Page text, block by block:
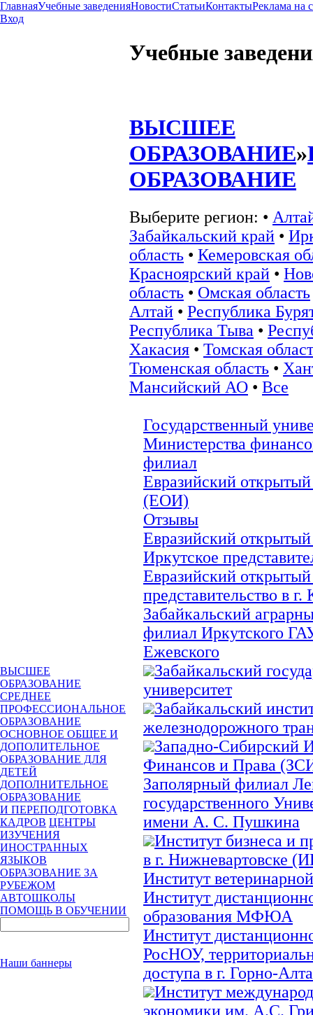
ГлавнаяУчебные заведенияНовостиСтатьиКонтактыРеклама на
Вход
ВЫСШЕЕ
ОБРАЗОВАНИЕ
СРЕДНЕЕ
ПРОФЕССИОНАЛЬНОЕ
ОБРАЗОВАНИЕ
ОСНОВНОЕ ОБЩЕЕ И
ДОПОЛИТЕЛЬНОЕ
ОБРАЗОВАНИЕ ДЛЯ
ДЕТЕЙ
ДОПОЛНИТЕЛЬНОЕ
ОБРАЗОВАНИЕ
И ПЕРЕПОДГОТОВКА
КАДРОВ ЦЕНТРЫ
ИЗУЧЕНИЯ
ИНОСТРАННЫХ
ЯЗЫКОВ
ОБРАЗОВАНИЕ ЗА
РУБЕЖОМ
АВТОШКОЛЫ
ПОМОЩЬ В ОБУЧЕНИИ
Наши баннеры
Учебные
ВЫСШЕЕ
ОБРАЗОВАНИЕ»
ОБРАЗОВАНИЕ
Выберите регион: •
Забайкальский край •
область • Кемеровская
Красноярский край •
область • Омская область
Алтай • Республика
Республика Тыва •
Хакасия • Томская
Тюменская область •
Мансийский АО • Все
Государственный
Министерства
филиал
Евразийский открытый
(ЕОИ)
Отзывы
Евразийский открытый
Иркутское
Евразийский открытый
представительство в г.
Забайкальский
филиал Иркутского
Ежевского
Забайкальский
университет
Забайкальский
железнодорожного
Западно-Сибирский
Финансов и Права
Заполярный филиал
государственного
имени А. С. Пушкина
Институт бизнеса и
в г. Нижневартовске
Институт
Институт
образования МФЮА
Институт
РосНОУ,
доступа в г. Горно-
Институт
экономики им. А.С.